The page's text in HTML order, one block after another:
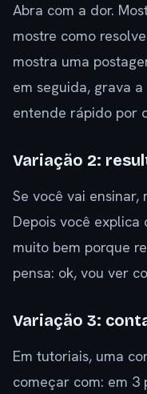
Abra com a dor.
mostre como
mostra uma
em seguida, grava
entende rápido por
Variação 2:
Se você vai
Depois você explica
muito bem porque
pensa: ok, vou ver
Variação 3:
Em tutoriais, uma
começar com: em 3